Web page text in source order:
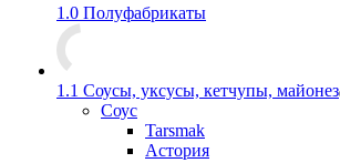
1.0 Полуфабрикаты
1.1 Соусы, уксусы, кетчупы, майонез
Соус
Tarsmak
Астория